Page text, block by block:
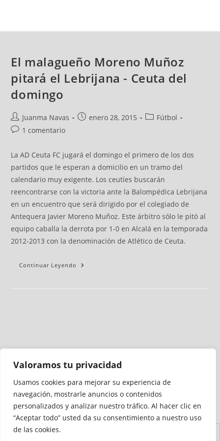
Valoramos tu privacidad
Usamos cookies para mejorar su experiencia de
navegación, mostrarle anuncios o contenidos
personalizados y analizar nuestro tráfico. Al hacer clic en
“Aceptar todo” usted da su consentimiento a nuestro uso
de las cookies.
El malagueño Moreno Muñoz
pitará el Lebrijana - Ceuta del
domingo
Juanma Navas enero 28, 2015
Fútbol
1 comentario
La AD Ceuta FC jugará el domingo el primero de los dos
partidos que le esperan a domicilio en un tramo del
calendario muy exigente. Los ceutíes buscarán
reencontrarse con la victoria ante la Balompédica Lebrijana
en un encuentro que será dirigido por el colegiado de
Antequera Javier Moreno Muñoz. Este árbitro sólo le pitó al
equipo caballa la derrota por 1-0 en Alcalá en la temporada
2012-2013 con la denominación de Atlético de Ceuta.
Continuar Leyendo
Medio auditado por